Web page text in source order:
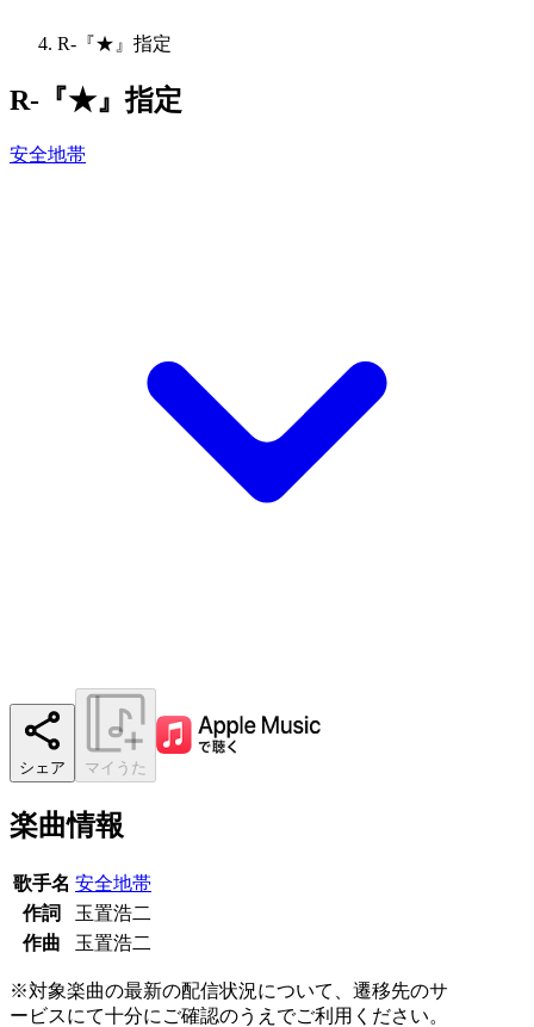
R-『★』指定
R-『★』指定
安全地帯
シェア マイうた
楽曲情報
歌手名 安全地帯
作詞
玉置浩二
作曲
玉置浩二
※対象楽曲の最新の配信状況について、遷移先のサ
ービスにて十分にご確認のうえでご利用ください。